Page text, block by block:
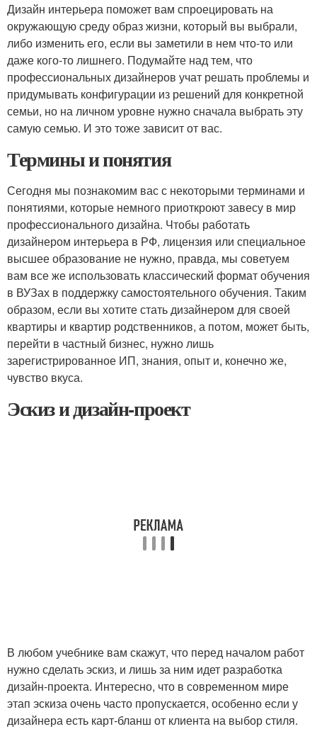
Дизайн интерьера поможет вам спроецировать на
окружающую среду образ жизни, который вы выбрали,
либо изменить его, если вы заметили в нем что-то или
даже кого-то лишнего. Подумайте над тем, что
профессиональных дизайнеров учат решать проблемы и
придумывать конфигурации из решений для конкретной
семьи, но на личном уровне нужно сначала выбрать эту
самую семью. И это тоже зависит от вас.
Термины и понятия
Сегодня мы познакомим вас с некоторыми терминами и
понятиями, которые немного приоткроют завесу в мир
профессионального дизайна. Чтобы работать
дизайнером интерьера в РФ, лицензия или специальное
высшее образование не нужно, правда, мы советуем
вам все же использовать классический формат обучения
в ВУЗах в поддержку самостоятельного обучения. Таким
образом, если вы хотите стать дизайнером для своей
квартиры и квартир родственников, а потом, может быть,
перейти в частный бизнес, нужно лишь
зарегистрированное ИП, знания, опыт и, конечно же,
чувство вкуса.
Эскиз и дизайн-проект
В любом учебнике вам скажут, что перед началом работ
нужно сделать эскиз, и лишь за ним идет разработка
дизайн-проекта. Интересно, что в современном мире
этап эскиза очень часто пропускается, особенно если у
дизайнера есть карт-бланш от клиента на выбор стиля.